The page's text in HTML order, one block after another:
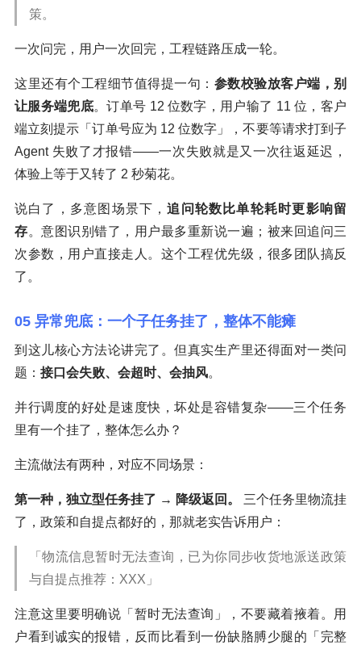
策。
一次问完，用户一次回完，工程链路压成一轮。
这里还有个工程细节值得提一句： 参数校验放客户端，别
让服务端兜底。订单号 12 位数字，用户输了 11 位，客户
端立刻提示「订单号应为 12 位数字」，不要等请求打到子
Agent 失败了才报错——一次失败就是又一次往返延迟，
体验上等于又转了 2 秒菊花。
说白了，多意图场景下，追问轮数比单轮耗时更影响留
存。意图识别错了，用户最多重新说一遍；被来回追问三
次参数，用户直接走人。这个工程优先级，很多团队搞反
了。
05 异常兜底：一个子任务挂了，整体不能瘫
到这儿核心方法论讲完了。但真实生产里还得面对一类问
题： 接口会失败、会超时、会抽风。
并行调度的好处是速度快，坏处是容错复杂——三个任务
里有一个挂了，整体怎么办？
主流做法有两种，对应不同场景：
第一种，独立型任务挂了 → 降级返回。
三个任务里物流挂
了，政策和自提点都好的，那就老实告诉用户：
「物流信息暂时无法查询，已为你同步收货地派送政策
与自提点推荐：XXX」
注意这里要明确说「暂时无法查询」，不要藏着掖着。用
户看到诚实的报错，反而比看到一份缺胳膊少腿的「完整